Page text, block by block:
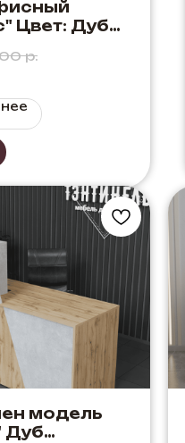
Цвет: Дуб
темного
р.
модель
Дуб